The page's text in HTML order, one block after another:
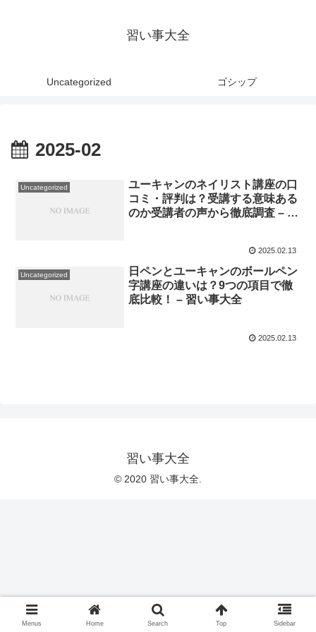
習い事大全
Uncategorized ゴシップ
2025-02
Uncategorized
ユーキャンのネイリスト講座の口
コミ・評判は？受講する意味ある
のか受講者の声から徹底調査 – 習
2025.02.13
Uncategorized
日ペンとユーキャンのボールペン
字講座の違いは？9つの項目で徹
底比較！ – 習い事大全
2025.02.13
習い事大全
© 2020 習い事大全.
Menus Home Search Top Sidebar